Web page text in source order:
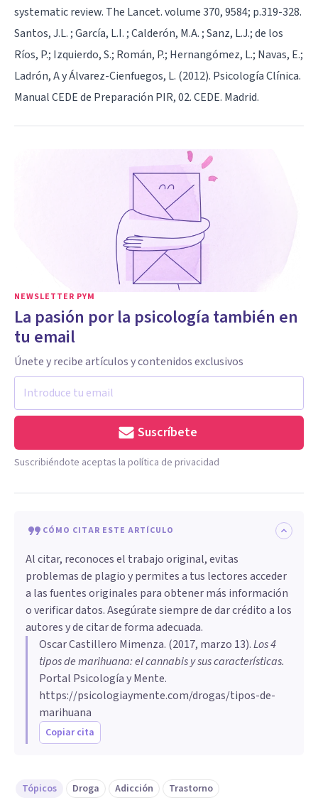
systematic review. The Lancet. volume 370, 9584; p.319-328.
Santos, J.L. ; García, L.I. ; Calderón, M.A. ; Sanz, L.J.; de los
Ríos, P.; Izquierdo, S.; Román, P.; Hernangómez, L.; Navas, E.;
Ladrón, A y Álvarez-Cienfuegos, L. (2012). Psicología Clínica.
Manual CEDE de Preparación PIR, 02. CEDE. Madrid.
NEWSLETTER PYM
La pasión por la psicología también en
tu email
Únete y recibe artículos y contenidos exclusivos
Suscríbete
Suscribiéndote aceptas la política de privacidad
CÓMO CITAR ESTE ARTÍCULO
Al citar, reconoces el trabajo original, evitas
problemas de plagio y permites a tus lectores acceder
a las fuentes originales para obtener más información
o verificar datos. Asegúrate siempre de dar crédito a los
autores y de citar de forma adecuada.
Oscar Castillero Mimenza. (2017, marzo 13).Los 4
tipos de marihuana: el cannabis y sus características.
Portal Psicología y Mente.
https://psicologiaymente.com/drogas/tipos-de-
marihuana
Copiar cita
Tópicos Droga Adicción Trastorno